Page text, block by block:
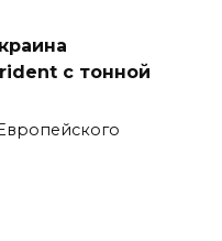
с тонной